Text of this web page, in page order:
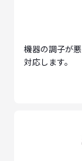
機器の調子が
対応します。